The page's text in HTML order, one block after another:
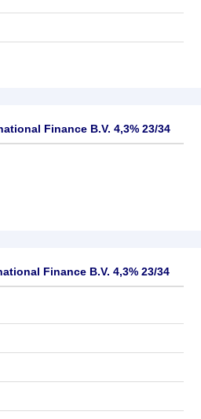
Finance B.V. 4,3% 23/34
Finance B.V. 4,3% 23/34